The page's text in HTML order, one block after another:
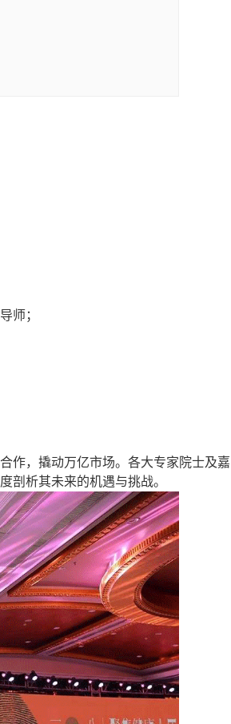
师；
作，撬动万亿市场。各大专家院士及嘉
剖析其未来的机遇与挑战。